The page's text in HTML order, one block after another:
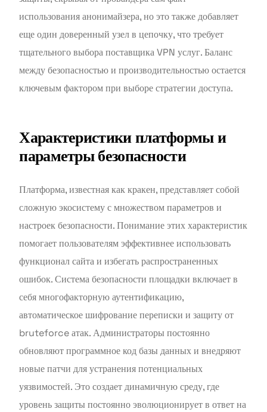
использования анонимайзера, но это также добавляет
еще один доверенный узел в цепочку, что требует
тщательного выбора поставщика VPN услуг. Баланс
между безопасностью и производительностью остается
ключевым фактором при выборе стратегии доступа.
Характеристики платформы и
параметры безопасности
Платформа, известная как кракен, представляет собой
сложную экосистему с множеством параметров и
настроек безопасности. Понимание этих характеристик
помогает пользователям эффективнее использовать
функционал сайта и избегать распространенных
ошибок. Система безопасности площадки включает в
себя многофакторную аутентификацию,
автоматическое шифрование переписки и защиту от
bruteforce атак. Администраторы постоянно
обновляют программное код базы данных и внедряют
новые патчи для устранения потенциальных
уязвимостей. Это создает динамичную среду, где
уровень защиты постоянно эволюционирует в ответ на